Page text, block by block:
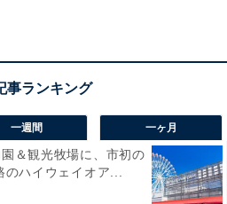
がかかるのが“乾燥”
いては、全国平均で見ると
部屋干し（自然乾燥）」
衣類乾燥除湿機）」（11％）が
。しかし、地域別に見ると降
一週間 一ヶ月
園＆観光牧場に、市初の
ハイウェイオア...